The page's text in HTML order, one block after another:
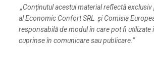
„Conținutul acestui material reflectă
al Economic Confort SRL și Comisia
responsabilă de modul în care pot fi utilizate
cuprinse în comunicare sau publicare.”